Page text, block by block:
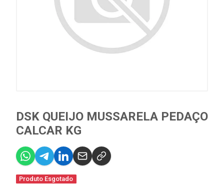
DSK QUEIJO MUSSARELA PEDAÇO
CALCAR KG
Produto Esgotado